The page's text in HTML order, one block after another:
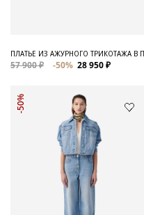
ПЛАТЬЕ ИЗ АЖУРНОГО ТРИКОТАЖА В
57 900 ₽ -50% 28 950 ₽
-50%